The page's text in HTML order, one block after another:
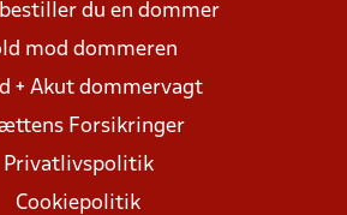
bestiller du en dommer
mod dommeren
+ Akut dommervagt
Forsikringer
Privatlivspolitik
Cookiepolitik